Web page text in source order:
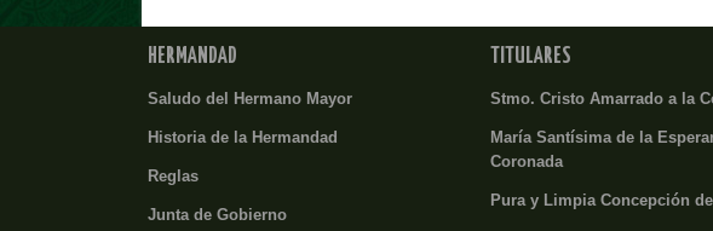
HERMANDAD
Saludo del Hermano Mayor
Historia de la Hermandad
Reglas
Junta de Gobierno
TITULARES
Stmo. Cristo Amarrado a la
María Santísima de la
Coronada
Pura y Limpia Concepción